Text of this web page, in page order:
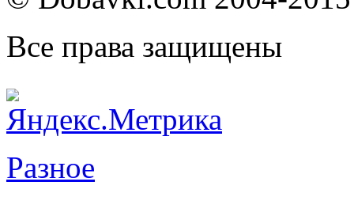
Все права защищены
Разное